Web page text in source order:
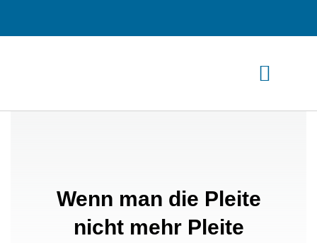
Zum
Wenn man die Pleite
nicht mehr Pleite